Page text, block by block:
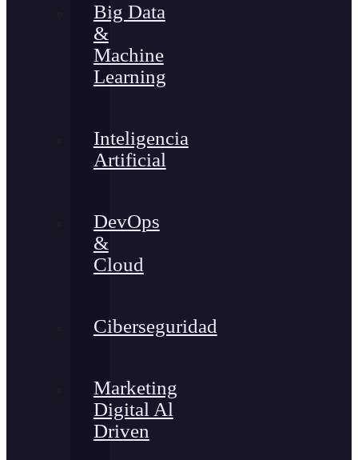
Big Data
&
Machine
Learning
Inteligencia
Artificial
DevOps
&
Cloud
Ciberseguridad
Marketing
Digital Al
Driven